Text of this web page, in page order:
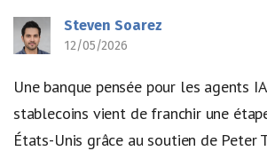
Steven Soarez
12/05/2026
Une banque pensée pour les agents
stablecoins vient de franchir une
États-Unis grâce au soutien de Peter